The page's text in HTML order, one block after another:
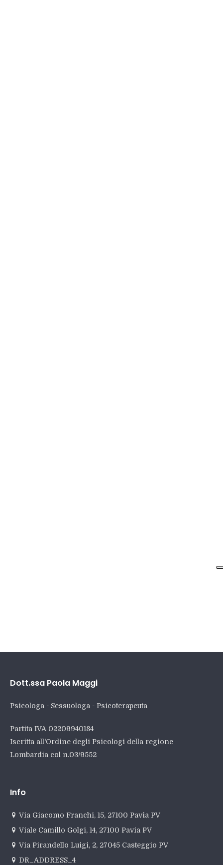
Dott.ssa Paola Maggi
Psicologa - Sessuologa - Psicoterapeuta
Partita IVA 02209940184
Iscritta all'Ordine degli Psicologi della regione
Lombardia col n.03/9552
Info
Via Giacomo Franchi, 15, 27100 Pavia PV
Viale Camillo Golgi, 14, 27100 Pavia PV
Via Pirandello Luigi, 2, 27045 Casteggio PV
DR_ADDRESS_4